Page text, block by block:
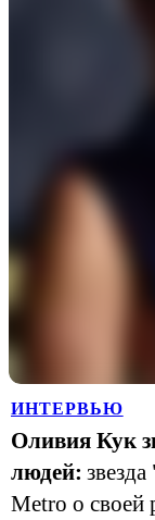
ИНТЕРВЬЮ
Оливия Кук
людей:
Metro о своей